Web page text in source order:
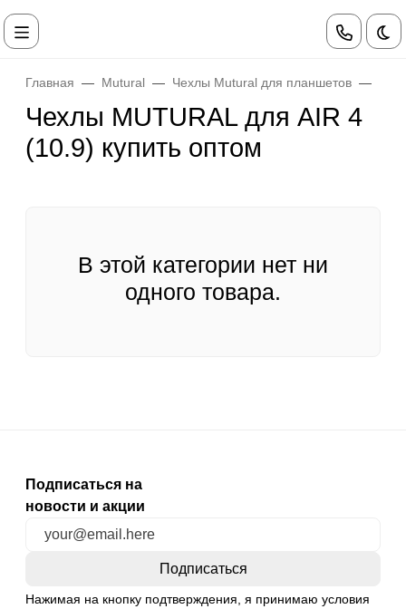
Главная Mutural Чехлы Mutural для планшетов
Чехлы MUTURAL для AIR 4
(10.9) купить оптом
В этой категории нет ни
одного товара.
Подписаться на
новости и акции
Нажимая на кнопку подтверждения, я принимаю условия